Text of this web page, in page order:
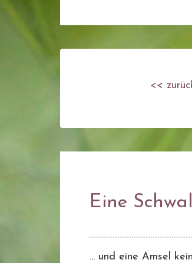
<<
Eine
... und eine Amsel